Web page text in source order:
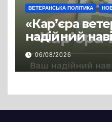
ВЕТЕРАНСЬКА ПОЛІТИКА
«Кар’єра
надійний
цивільній
06/08/2026